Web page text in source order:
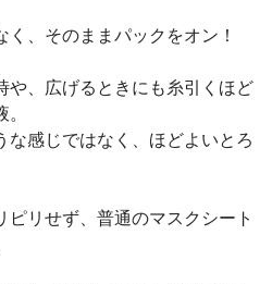
、そのままパックをオン！
や、広げるときにも糸引くほど
な感じではなく、ほどよいとろ
リせず、普通のマスクシート